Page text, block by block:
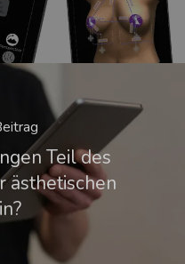
Teil des
ästhetischen